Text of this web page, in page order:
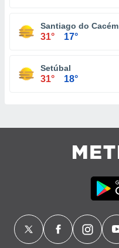
Santiago do Cacém
31° 17°
Setúbal
31° 18°